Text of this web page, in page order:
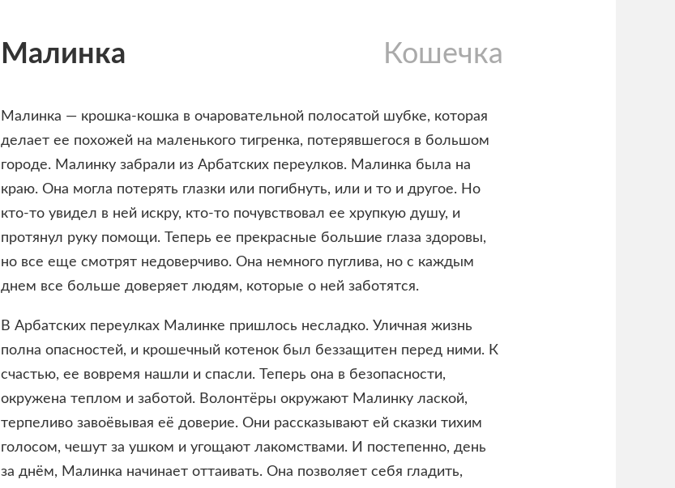
Кошечка
Малинка
Малинка — крошка-кошка в очаровательной полосатой шубке, которая
делает ее похожей на маленького тигренка, потерявшегося в большом
городе. Малинку забрали из Арбатских переулков. Малинка была на
краю. Она могла потерять глазки или погибнуть, или и то и другое. Но
кто-то увидел в ней искру, кто-то почувствовал ее хрупкую душу, и
протянул руку помощи. Теперь ее прекрасные большие глаза здоровы,
но все еще смотрят недоверчиво. Она немного пуглива, но с каждым
днем все больше доверяет людям, которые о ней заботятся.
В Арбатских переулках Малинке пришлось несладко. Уличная жизнь
полна опасностей, и крошечный котенок был беззащитен перед ними. К
счастью, ее вовремя нашли и спасли. Теперь она в безопасности,
окружена теплом и заботой. Волонтёры окружают Малинку лаской,
терпеливо завоёвывая её доверие. Они рассказывают ей сказки тихим
голосом, чешут за ушком и угощают лакомствами. И постепенно, день
за днём, Малинка начинает оттаивать. Она позволяет себя гладить,